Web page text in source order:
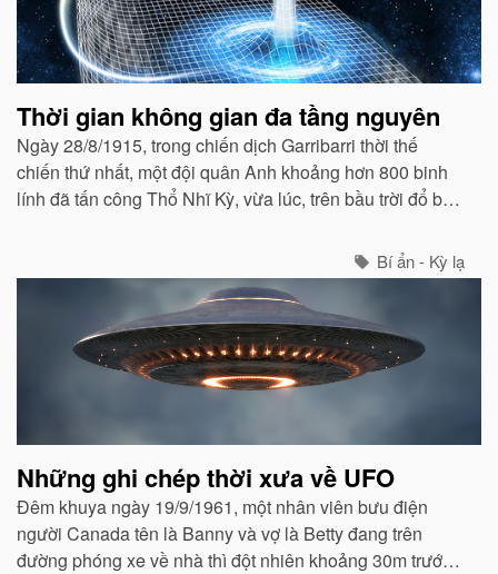
Thời gian không gian đa tầng nguyên
Ngày 28/8/1915, trong chiến dịch Garribarri thời thế
chiến thứ nhất, một đội quân Anh khoảng hơn 800 binh
lính đã tấn công Thổ Nhĩ Kỳ, vừa lúc, trên bầu trời đổ bộ
Bí ẩn - Kỳ lạ
Những ghi chép thời xưa về UFO
Đêm khuya ngày 19/9/1961, một nhân viên bưu điện
người Canada tên là Banny và vợ là Betty đang trên
đường phóng xe về nhà thì đột nhiên khoảng 30m trước